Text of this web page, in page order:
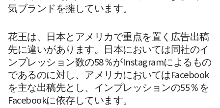
気ブランドを擁しています。
花王は、日本とアメリカで重点を置く広告出稿
先に違いがあります。日本においては同社のイ
ンプレッション数の58％がInstagramによるもの
であるのに対し、アメリカにおいてはFacebook
を主な出稿先とし、インプレッションの55％を
Facebookに依存しています。